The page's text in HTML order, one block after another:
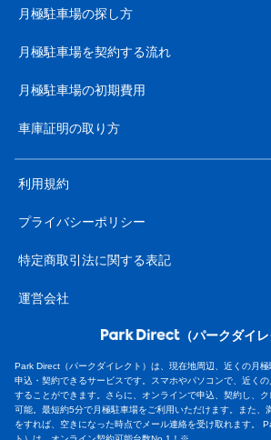
月極駐車場の探し方
月極駐車場を契約する流れ
月極駐車場の初期費用
車庫証明の取り方
利用規約
プライバシーポリシー
特定商取引法に関する表記
運営会社
（パークダイレ
Park Direct（パークダイレクト）は、現在地周辺、近くの月極
申込・契約できるサービスです。スマホやパソコンで、近く
することができます。さらに、オンラインで申込、契約し、
可能。最短約5分で月極駐車場をご利用いただけます。また、
をすれば、空きになった時点でメール連絡を受け取れます。